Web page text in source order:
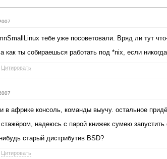
тебе уже посоветовали. Вряд ли тут
как ты собираешься работать под *nix, если
Цитировать
в африке консоль, команды выучу. остальное
стажёром, надеюсь с парой книжек сумею
старый дистрибутив BSD?
Цитировать